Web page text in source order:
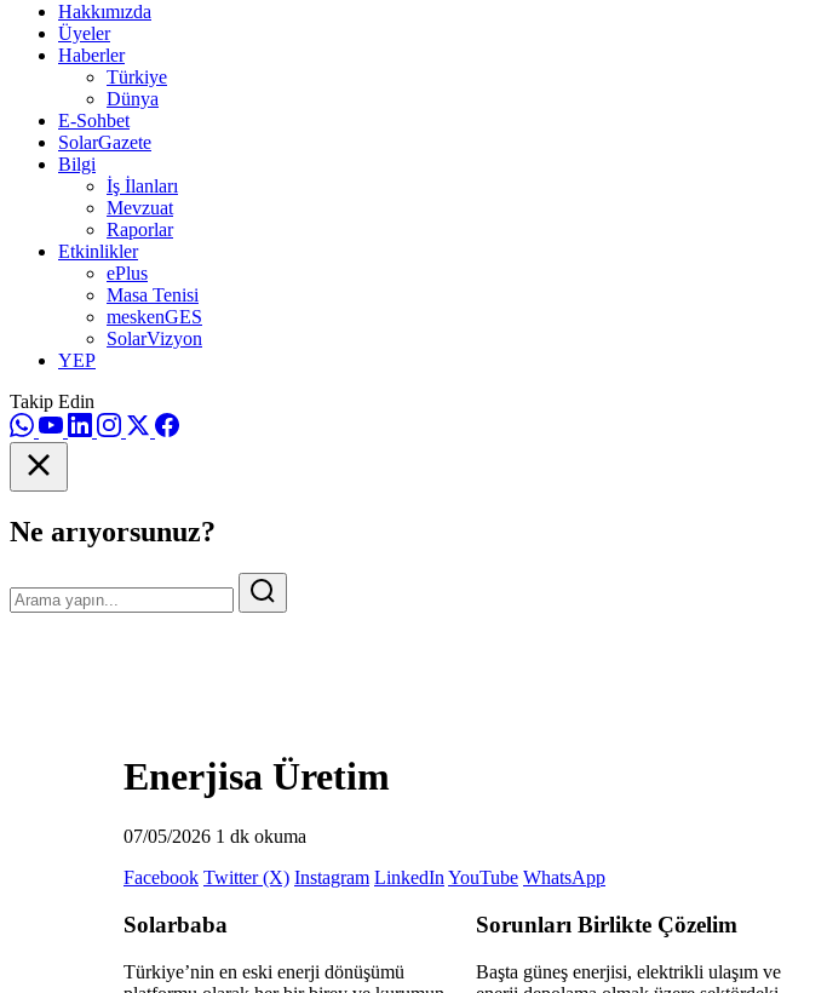
Hakkımızda
Üyeler
Haberler
Türkiye
Dünya
E-Sohbet
SolarGazete
Bilgi
İş İlanları
Mevzuat
Raporlar
Etkinlikler
ePlus
Masa Tenisi
meskenGES
SolarVizyon
YEP
Takip Edin
Ne arıyorsunuz?
Enerjisa Üretim
07/05/2026 1 dk okuma
Facebook Twitter (X) Instagram LinkedIn YouTube WhatsApp
Solarbaba
Türkiye’nin en eski enerji dönüşümü
Sorunları Birlikte Çözelim
Başta güneş enerjisi, elektrikli ulaşım ve